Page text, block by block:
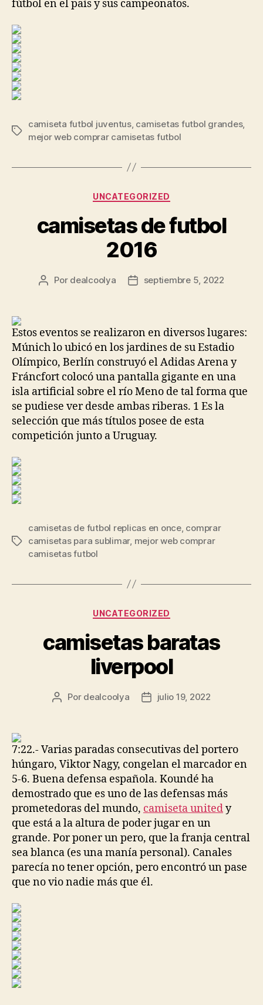
fútbol en el país y sus campeonatos.
Etiquetas
camiseta futbol juventus, camisetas futbol grandes,
mejor web comprar camisetas futbol
Categorías
UNCATEGORIZED
camisetas de futbol
2016
Autor
Por dealcoolya
Fechaseptiembre 5, 2022
Estos eventos se realizaron en diversos lugares:
Múnich lo ubicó en los jardines de su Estadio
Olímpico, Berlín construyó el Adidas Arena y
Fráncfort colocó una pantalla gigante en una
isla artificial sobre el río Meno de tal forma que
se pudiese ver desde ambas riberas. 1 Es la
selección que más títulos posee de esta
competición junto a Uruguay.
Etiquetas
camisetas de futbol replicas en once, comprar
camisetas para sublimar, mejor web comprar
camisetas futbol
Categorías
UNCATEGORIZED
camisetas baratas
liverpool
Autor
Por dealcoolya
Fechajulio 19, 2022
7:22.- Varias paradas consecutivas del portero
húngaro, Viktor Nagy, congelan el marcador en
5-6. Buena defensa española. Koundé ha
demostrado que es uno de las defensas más
prometedoras del mundo, camiseta unitedy
que está a la altura de poder jugar en un
grande. Por poner un pero, que la franja central
sea blanca (es una manía personal). Canales
parecía no tener opción, pero encontró un pase
que no vio nadie más que él.